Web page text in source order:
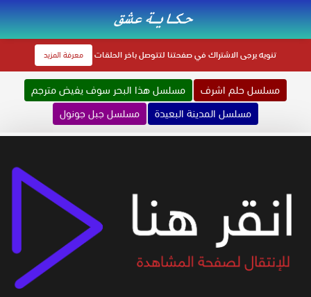
تنويهيرجى الاشتراك في صفحتنا لتتوصل باخر الحلقات معرفة المزيد
مسلسل حلم اشرف
مسلسل هذا البحر سوف يفيض مترجم
مسلسل المدينة البعيدة
مسلسل جبل جونول